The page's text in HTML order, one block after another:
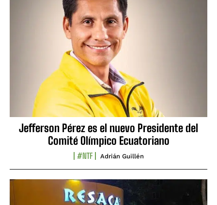
Jefferson Pérez es el nuevo Presidente del
Comité Olímpico Ecuatoriano
#NTF Adrián Guillén